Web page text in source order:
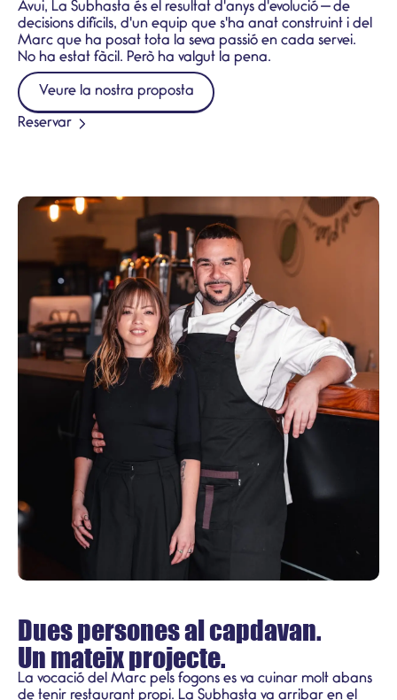
Avui, La Subhasta és el resultat d'anys d'evolució — de
decisions difícils, d'un equip que s'ha anat construint i del
Marc que ha posat tota la seva passió en cada servei.
No ha estat fàcil. Però ha valgut la pena.
Veure la nostra proposta
Reservar
Dues persones al capdavan.
Un mateix projecte.
La vocació del Marc pels fogons es va cuinar molt abans
de tenir restaurant propi. La Subhasta va arribar en el